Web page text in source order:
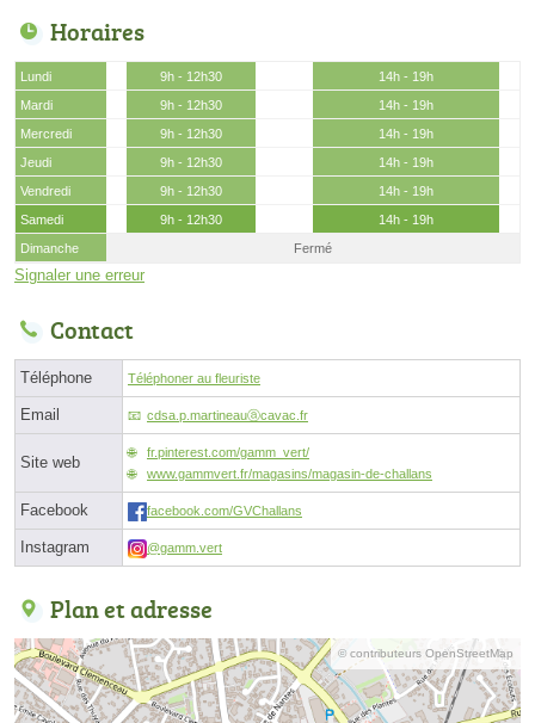
Horaires
Lundi 9h - 12h30
14h - 19h
Mardi
9h - 12h30
14h - 19h
Mercredi
9h - 12h30
14h - 19h
Jeudi
9h - 12h30
14h - 19h
Vendredi
9h - 12h30
14h - 19h
Samedi
9h - 12h30
14h - 19h
Dimanche
Fermé
Signaler une erreur
Contact
Téléphone Téléphoner au fleuriste
Email cdsa.p.martineauⓐcavac.fr
Site web
fr.pinterest.com/gamm_vert/
www.gammvert.fr/magasins/magasin-de-challans
Facebook facebook.com/GVChallans
Instagram @gamm.vert
Plan et adresse
© contributeurs OpenStreetMap